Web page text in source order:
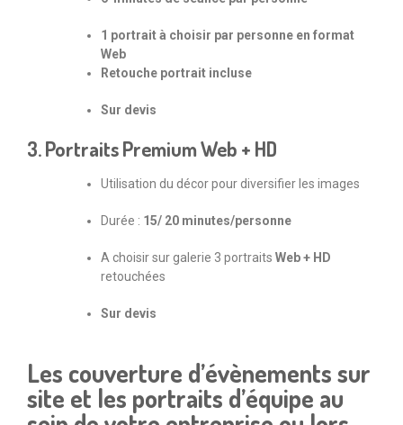
1 portrait à choisir par personne en format
Web
Retouche portrait incluse
Sur devis
3. Portraits Premium Web + HD
Utilisation du décor pour diversifier les images
Durée : 15/ 20 minutes/personne
A choisir sur galerie 3 portraits Web + HD
retouchées
Sur devis
Les couverture d’évènements sur
site et les portraits d’équipe au